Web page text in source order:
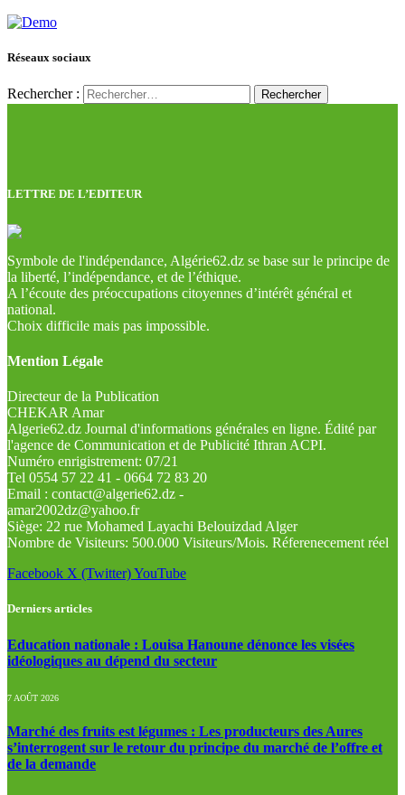
Réseaux sociaux
Rechercher :
LETTRE DE L’EDITEUR
Symbole de l'indépendance, Algérie62.dz se base sur le principe de
la liberté, l’indépendance, et de l’éthique.
A l’écoute des préoccupations citoyennes d’intérêt général et
national.
Choix difficile mais pas impossible.
Mention Légale
Directeur de la Publication
CHEKAR Amar
Algerie62.dz Journal d'informations générales en ligne. Édité par
l'agence de Communication et de Publicité Ithran ACPI.
Numéro enrigistrement: 07/21
Tel 0554 57 22 41 - 0664 72 83 20
Email : contact@algerie62.dz -
amar2002dz@yahoo.fr
Siège: 22 rue Mohamed Layachi Belouizdad Alger
Nombre de Visiteurs: 500.000 Visiteurs/Mois. Réferenecement réel
Facebook X (Twitter)YouTube
Derniers articles
Education nationale : Louisa Hanoune dénonce les visées
idéologiques au dépend du secteur
7 AOÛT 2026
Marché des fruits est légumes : Les producteurs des Aures
s’interrogent sur le retour du principe du marché de l’offre et
de la demande